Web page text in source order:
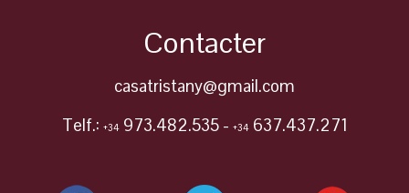
Contacter
casatristany@gmail.com
Telf.: +34973.482.535 - +34637.437.271